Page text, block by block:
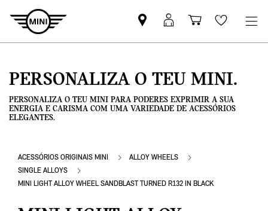
Pesquisar
parceiro
Iniciar
sessão
Carrinho
de
Wishlist
PERSONALIZA O TEU MINI.
PERSONALIZA O TEU MINI PARA PODERES EXPRIMIR A SUA
ENERGIA E CARISMA COM UMA VARIEDADE DE ACESSÓRIOS
ELEGANTES.
ACESSÓRIOS ORIGINAIS MINI
ALLOY WHEELS
SINGLE ALLOYS
MINI LIGHT ALLOY WHEEL SANDBLAST TURNED R132 IN BLACK